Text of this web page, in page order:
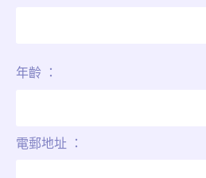
年齡 ：
電郵地址 ：